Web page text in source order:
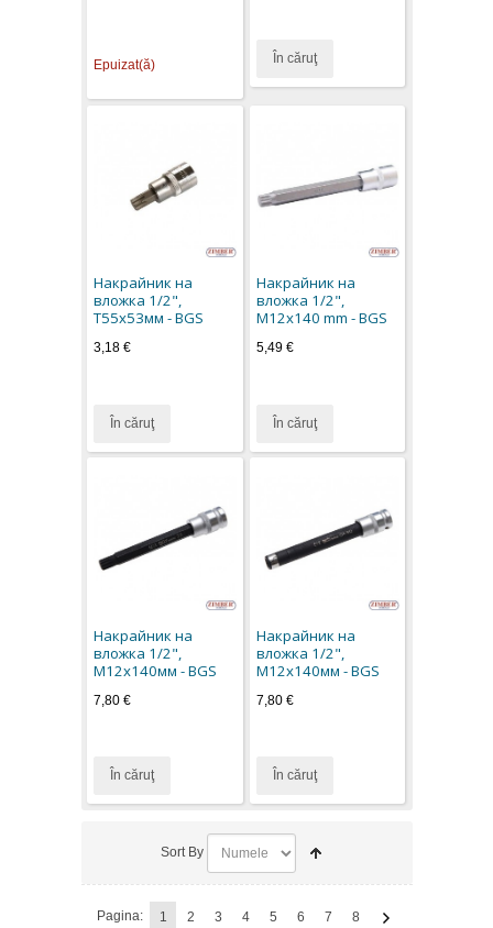
Epuizat(ă) În căruţ
Накрайник на
вложка 1/2",
Т55х53мм - BGS
3,18 €
În căruţ
Накрайник на
вложка 1/2",
M12x140 mm - BGS
5,49 €
În căruţ
Накрайник на
вложка 1/2",
M12x140мм - BGS
7,80 €
În căruţ
Накрайник на
вложка 1/2",
M12х140мм - BGS
7,80 €
În căruţ
Sort By
Pagina: 1 2 3 4 5 6 7 8